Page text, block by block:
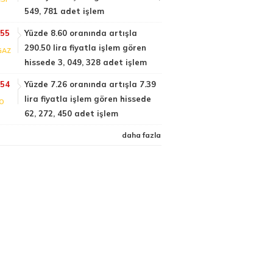
549, 781 adet işlem
Yüzde 8.60 oranında artışla
290.50 lira fiyatla işlem gören
hissede 3, 049, 328 adet işlem
Yüzde 7.26 oranında artışla 7.39
lira fiyatla işlem gören hissede
62, 272, 450 adet işlem
daha fazla